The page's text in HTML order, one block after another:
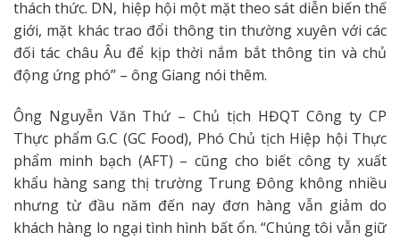
thách thức. DN, hiệp hội một mặt theo sát diễn biến thế
giới, mặt khác trao đổi thông tin thường xuyên với các
đối tác châu Âu để kịp thời nắm bắt thông tin và chủ
động ứng phó” – ông Giang nói thêm.
Ông Nguyễn Văn Thứ – Chủ tịch HĐQT Công ty CP
Thực phẩm G.C (GC Food), Phó Chủ tịch Hiệp hội Thực
phẩm minh bạch (AFT) – cũng cho biết công ty xuất
khẩu hàng sang thị trường Trung Đông không nhiều
nhưng từ đầu năm đến nay đơn hàng vẫn giảm do
khách hàng lo ngại tình hình bất ổn. “Chúng tôi vẫn giữ